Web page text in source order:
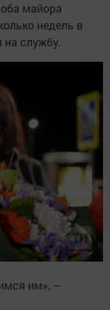
майора
недель в
на службу.
им», –